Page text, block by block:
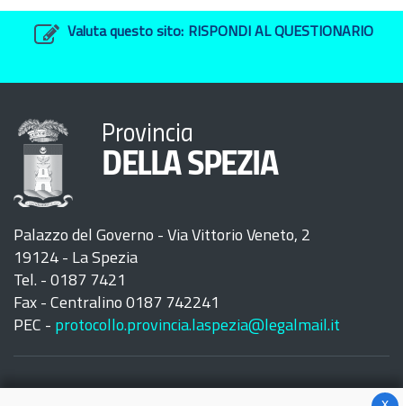
Valuta questo sito: RISPONDI AL QUESTIONARIO
Provincia
DELLA SPEZIA
Palazzo del Governo - Via Vittorio Veneto, 2
19124 - La Spezia
Tel. - 0187 7421
Fax - Centralino 0187 742241
PEC - protocollo.provincia.laspezia@legalmail.it